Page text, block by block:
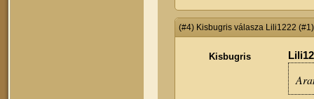
(#4) Kisbugris válasza Lili1222
Kisbugris